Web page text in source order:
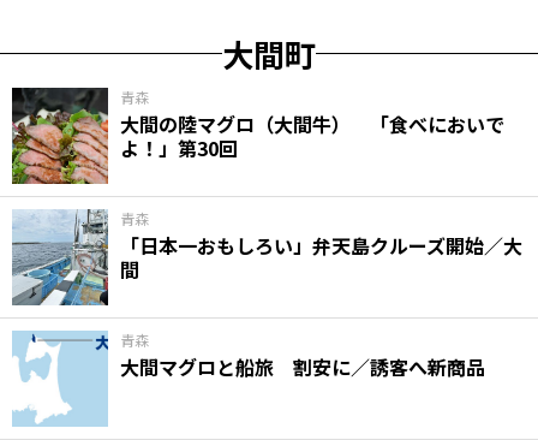
大間町
青森
大間の陸マグロ（大間牛） 「食べにおいで
よ！」第30回
青森
「日本一おもしろい」弁天島クルーズ開始／大
間
青森
大間マグロと船旅 割安に／誘客へ新商品